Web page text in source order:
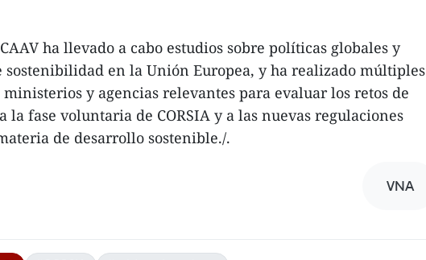
ha llevado a cabo estudios sobre políticas globales y
sostenibilidad en la Unión Europea, y ha realizado múltiples
ministerios y agencias relevantes para evaluar los retos de
la fase voluntaria de CORSIA y a las nuevas regulaciones
de desarrollo sostenible./.
VNA